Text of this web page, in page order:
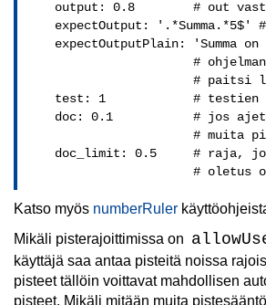
output: 0.8        # out
expectOutput: '.*Summa.*5$'
expectOutputPlain: 'Summa on
#
# paitsi
test: 1            # testien
doc: 0.1           # jos
# muita
doc_limit: 0.5     # raja,
# oletus
Katso myös numberRuler
Mikäli pisterajoittimissa on
käyttäjä saa antaa pisteitä noissa
pisteet tällöin voittavat mahdollisen
pisteet. Mikäli mitään muita